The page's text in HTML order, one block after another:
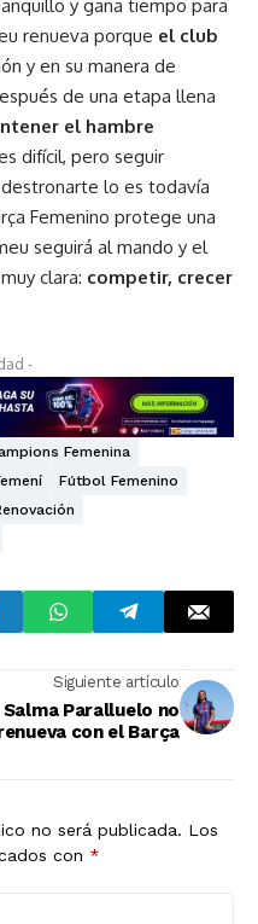
y gana tiempo para
renueva porque el club
y en su manera de
de una etapa llena
el hambre
difícil, pero seguir
lo es todavía
Femenino protege una
seguirá al mando y el
clara: competir, crecer
-
Femenina
Fútbol Femenino
Siguiente artículo
Salma Paralluelo no
con el Barça
no será publicada. Los
con *